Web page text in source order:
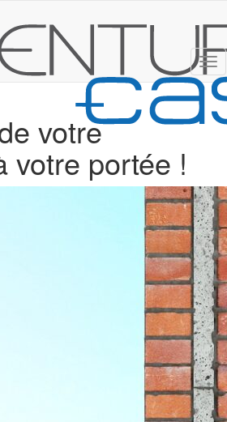
votre
votre portée !